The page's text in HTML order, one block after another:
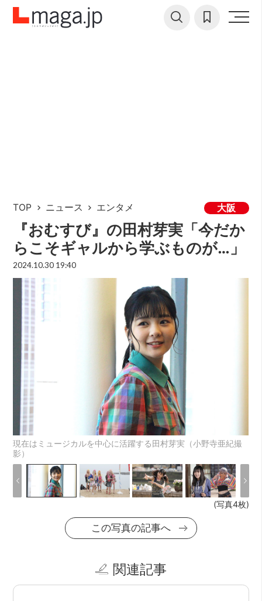
TOP ニュース エンタメ 大阪
『おむすび』の田村芽実「今だか
らこそギャルから学ぶものが…」
2024.10.30 19:40
現在はミュージカルを中心に活躍する田村芽実（小野寺亜紀撮
影）
(写真4枚)
この写真の記事へ
関連記事